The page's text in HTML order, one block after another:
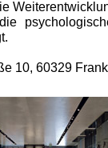
10, 60329